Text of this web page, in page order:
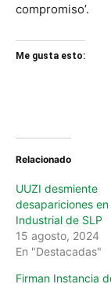
compromiso’.
Me gusta esto:
Relacionado
UUZI desmiente
desapariciones en
Industrial de SLP
15 agosto, 2024
En "Destacadas"
Firman Instancia